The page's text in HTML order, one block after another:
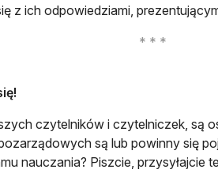
z ich odpowiedziami,
czytelników i czytelniczek, są
są lub powinny się
nauczania? Piszcie, przysyłajcie